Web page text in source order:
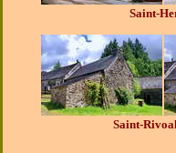
Saint-
Saint-